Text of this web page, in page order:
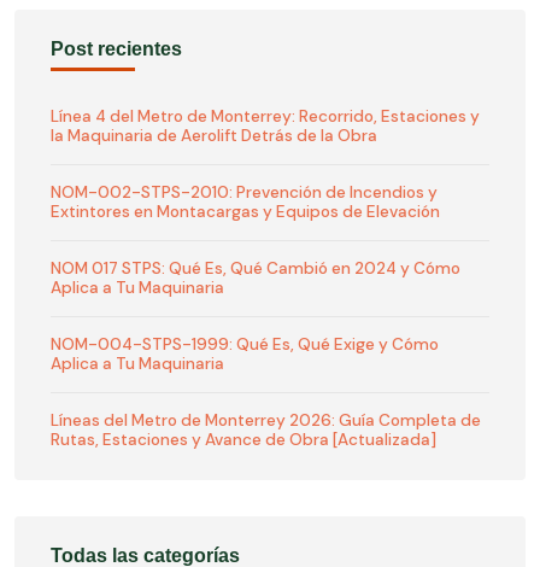
Post recientes
Línea 4 del Metro de Monterrey: Recorrido, Estaciones y
la Maquinaria de Aerolift Detrás de la Obra
NOM-002-STPS-2010: Prevención de Incendios y
Extintores en Montacargas y Equipos de Elevación
NOM 017 STPS: Qué Es, Qué Cambió en 2024 y Cómo
Aplica a Tu Maquinaria
NOM-004-STPS-1999: Qué Es, Qué Exige y Cómo
Aplica a Tu Maquinaria
Líneas del Metro de Monterrey 2026: Guía Completa de
Rutas, Estaciones y Avance de Obra [Actualizada]
Todas las categorías